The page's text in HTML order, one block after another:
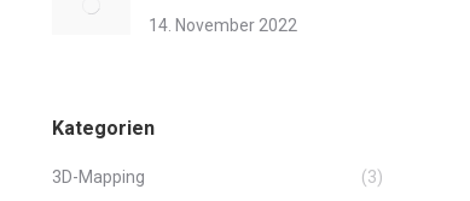
14. November 2022
Kategorien
3D-Mapping
(3)